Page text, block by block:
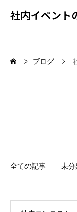
社内イベント
コンテンツ
ブログ
全ての記事 未分